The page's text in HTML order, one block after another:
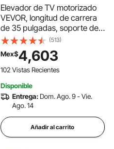
Elevador de TV motorizado
VEVOR, longitud de carrera
de 35 pulgadas, soporte de
TV motorizado apto para
elevador de TV de 32 a 65
pulgadas con control remoto,
altura ajustable de 22 a 58
carga de 154 libras
(513)
Mex$4,603
102 Vistas Recientes
Disponible
Entrega: Dom. Ago. 9 - Vie.
Ago. 14
Añadir al carrito